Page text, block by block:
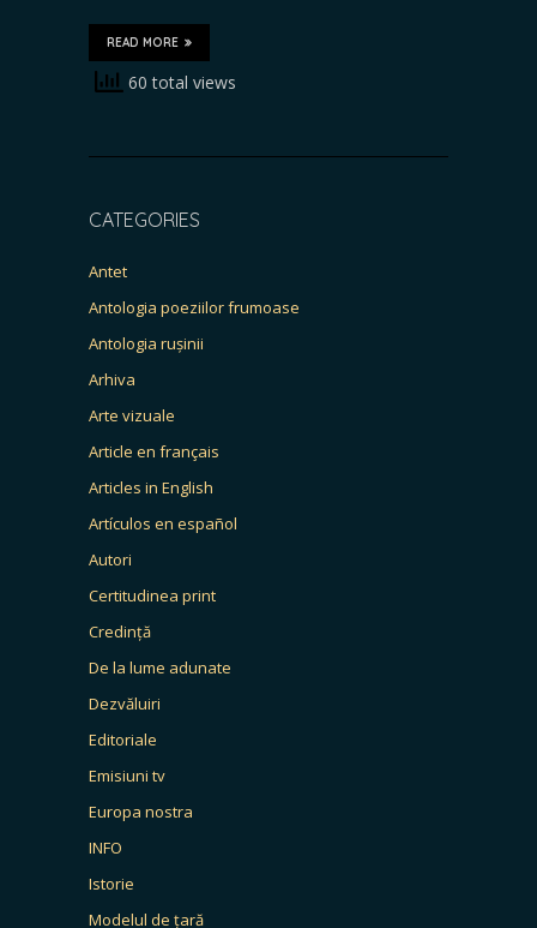
READ MORE
60 total views
CATEGORIES
Antet
Antologia poeziilor frumoase
Antologia rușinii
Arhiva
Arte vizuale
Article en français
Articles in English
Artículos en español
Autori
Certitudinea print
Credință
De la lume adunate
Dezvăluiri
Editoriale
Emisiuni tv
Europa nostra
INFO
Istorie
Modelul de țară